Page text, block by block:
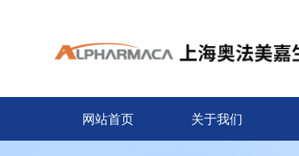
网站首页 关于我们